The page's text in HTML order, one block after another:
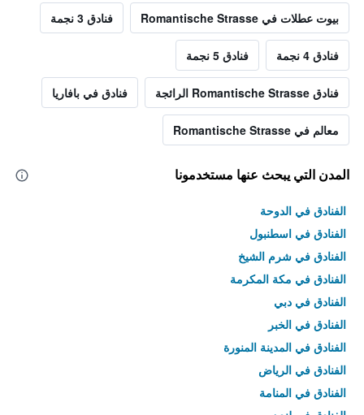
بيوت عطلات في Romantische Strasse فنادق 3 نجمة
فنادق 4 نجمة فنادق 5 نجمة
فنادق Romantische Strasse الرائجة فنادق في بافاريا
معالم في Romantische Strasse
المدن التي يبحث عنها مستخدمونا
الفنادق في الدوحة
الفنادق في اسطنبول
الفنادق في شرم الشيخ
الفنادق في مكة المكرمة
الفنادق في دبي
الفنادق في الخبر
الفنادق في المدينة المنورة
الفنادق في الرياض
الفنادق في المنامة